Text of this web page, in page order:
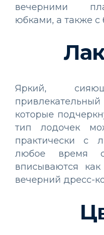
вечерними
юбками, а также
Яркий,
которые
тип лодочек
практически с
любое время
вписываются
вечерний дресс-